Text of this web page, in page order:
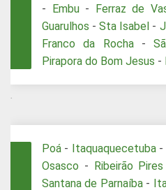
- Embu- Ferraz de
Guarulhos -Sta Isabel -
Franco da Rocha-
Pirapora do Bom Jesus -
.
Poá - Itaquaquecetuba-
Osasco - Ribeirão Pires
Santana de Parnaíba-